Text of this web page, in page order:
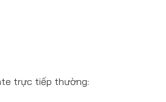
trực tiếp thường: